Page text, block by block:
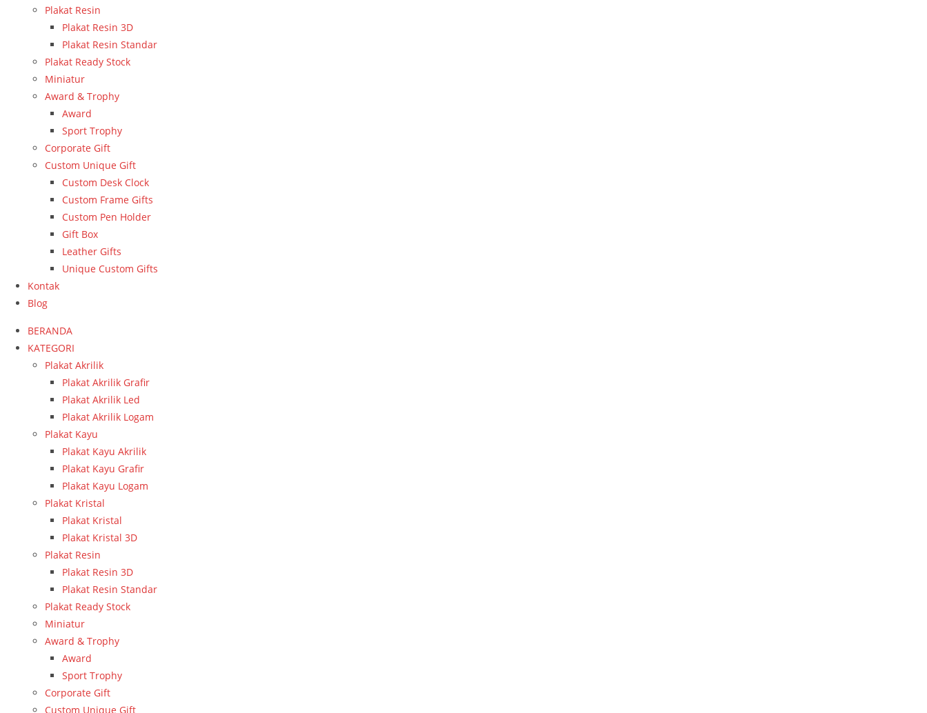
Plakat Resin
Plakat Resin 3D
Plakat Resin Standar
Plakat Ready Stock
Miniatur
Award & Trophy
Award
Sport Trophy
Corporate Gift
Custom Unique Gift
Custom Desk Clock
Custom Frame Gifts
Custom Pen Holder
Gift Box
Leather Gifts
Unique Custom Gifts
Kontak
Blog
BERANDA
KATEGORI
Plakat Akrilik
Plakat Akrilik Grafir
Plakat Akrilik Led
Plakat Akrilik Logam
Plakat Kayu
Plakat Kayu Akrilik
Plakat Kayu Grafir
Plakat Kayu Logam
Plakat Kristal
Plakat Kristal
Plakat Kristal 3D
Plakat Resin
Plakat Resin 3D
Plakat Resin Standar
Plakat Ready Stock
Miniatur
Award & Trophy
Award
Sport Trophy
Corporate Gift
Custom Unique Gift